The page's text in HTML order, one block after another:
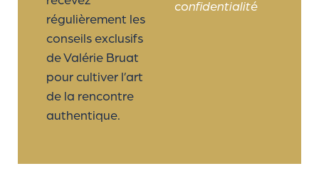
régulièrement les
conseils exclusifs
de Valérie Bruat
pour cultiver l’art
de la rencontre
authentique.
confidentialité